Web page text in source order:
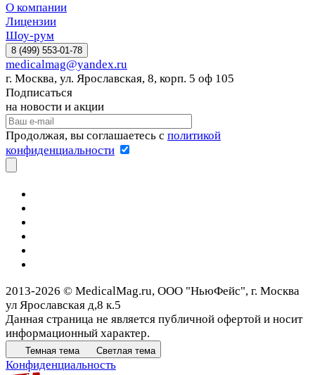
О компании
Лицензии
Шоу-рум
8 (499) 553-01-78
medicalmag@yandex.ru
г. Москва, ул. Ярославская, 8, корп. 5 оф 105
Подписаться
на новости и акции
Продолжая, вы соглашаетесь с политикой
конфиденциальности
2013-2026 © MedicalMag.ru, ООО "НьюФейс", г. Москва
ул Ярославская д,8 к.5
Данная страница не является публичной офертой и носит
информационный характер.
Темная тема Светлая тема
Конфиденциальность